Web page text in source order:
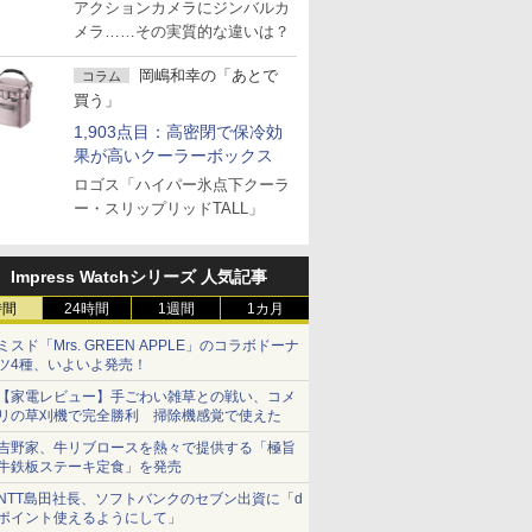
アクションカメラにジンバルカ
メラ……その実質的な違いは？
コラム
岡嶋和幸の「あとで
買う」
1,903点目：高密閉で保冷効
果が高いクーラーボックス
ロゴス「ハイパー氷点下クーラ
ー・スリップリッドTALL」
Impress Watchシリーズ 人気記事
24時間 1週間 1カ月
スド「Mrs. GREEN APPLE」のコラボドーナ
4種、いよいよ発売！
家電レビュー】手ごわい雑草との戦い、コメ
の草刈機で完全勝利 掃除機感覚で使えた
野家、牛リブロースを熱々で提供する「極旨
鉄板ステーキ定食」を発売
島田社長、ソフトバンクのセブン出資に「d
イント使えるようにして」